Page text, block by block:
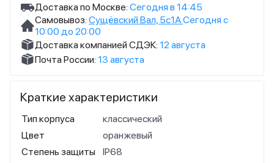
Доставка по Москве: Сегодня в 14:45
Самовывоз: Сущёвский Вал, 5с1АСегодня с
10:00 до 20:00
Доставка компанией СДЭК: 12 августа
Почта России: 13 августа
Краткие характеристики
Тип корпуса
классический
Цвет
оранжевый
Степень защиты
IP68